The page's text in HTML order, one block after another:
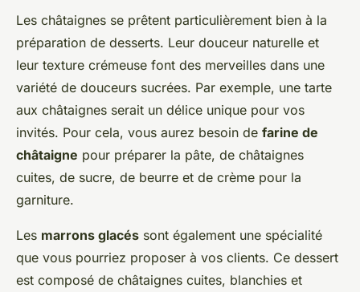
Les châtaignes se prêtent particulièrement bien à la
préparation de desserts. Leur douceur naturelle et
leur texture crémeuse font des merveilles dans une
variété de douceurs sucrées. Par exemple, une tarte
aux châtaignes serait un délice unique pour vos
invités. Pour cela, vous aurez besoin de farine de
châtaigne pour préparer la pâte, de châtaignes
cuites, de sucre, de beurre et de crème pour la
garniture.
Les marrons glacés sont également une spécialité
que vous pourriez proposer à vos clients. Ce dessert
est composé de châtaignes cuites, blanchies et